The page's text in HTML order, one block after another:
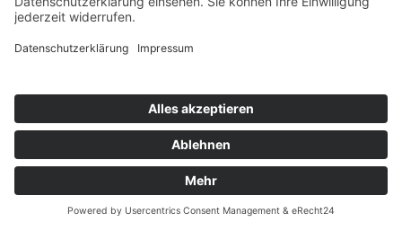
2025
01.12.2025
„Aktuelle Forschungsthemen der
Hervorbringung früher Kindheit(en) in
Einrichtungen früher Bildung,
Betreuung und Erziehung in
Österreich“, LV-Leitung: Jan-Niclas
Peeters
Gastvortrag in der Ringvorlesung
„Außerschulische pädagogische
Handlungsfelder im Überblick“